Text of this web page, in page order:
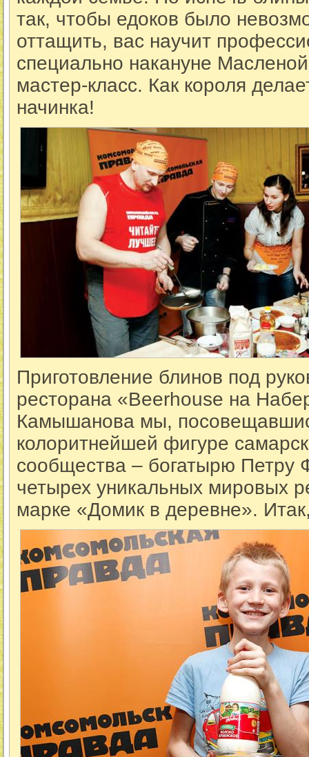
так, чтобы едоков было
оттащить, вас научит
специально накануне
мастер-класс. Как короля
начинка!
Приготовление блинов под
ресторана «Beerhоuse на
Камышанова мы,
колоритнейшей фигуре
сообщества – богатырю Петру
четырех уникальных мировых
марке «Домик в деревне».